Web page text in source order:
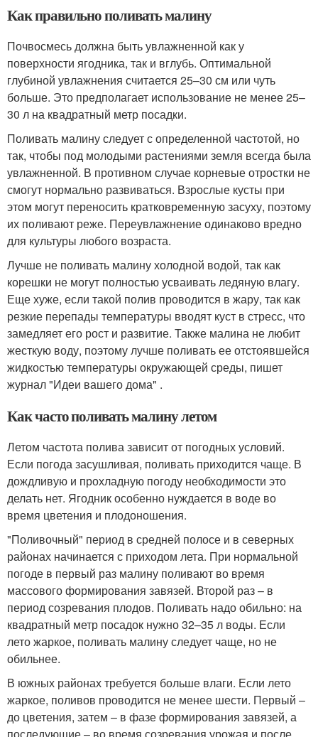
Как правильно поливать малину
Почвосмесь должна быть увлажненной как у
поверхности ягодника, так и вглубь. Оптимальной
глубиной увлажнения считается 25–30 см или чуть
больше. Это предполагает использование не менее 25–
30 л на квадратный метр посадки.
Поливать малину следует с определенной частотой, но
так, чтобы под молодыми растениями земля всегда была
увлажненной. В противном случае корневые отростки не
смогут нормально развиваться. Взрослые кусты при
этом могут переносить кратковременную засуху, поэтому
их поливают реже. Переувлажнение одинаково вредно
для культуры любого возраста.
Лучше не поливать малину холодной водой, так как
корешки не могут полностью усваивать ледяную влагу.
Еще хуже, если такой полив проводится в жару, так как
резкие перепады температуры вводят куст в стресс, что
замедляет его рост и развитие. Также малина не любит
жесткую воду, поэтому лучше поливать ее отстоявшейся
жидкостью температуры окружающей среды, пишет
журнал "Идеи вашего дома" .
Как часто поливать малину летом
Летом частота полива зависит от погодных условий.
Если погода засушливая, поливать приходится чаще. В
дождливую и прохладную погоду необходимости это
делать нет. Ягодник особенно нуждается в воде во
время цветения и плодоношения.
"Поливочный" период в средней полосе и в северных
районах начинается с приходом лета. При нормальной
погоде в первый раз малину поливают во время
массового формирования завязей. Второй раз – в
период созревания плодов. Поливать надо обильно: на
квадратный метр посадок нужно 32–35 л воды. Если
лето жаркое, поливать малину следует чаще, но не
обильнее.
В южных районах требуется больше влаги. Если лето
жаркое, поливов проводится не менее шести. Первый –
до цветения, затем – в фазе формирования завязей, а
последующие – во время созревания урожая и после